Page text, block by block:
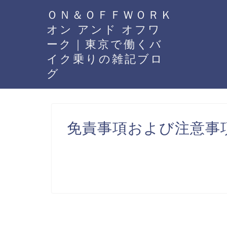
ＯＮ＆ＯＦＦＷＯＲＫ
オン アンド オフワ
ーク｜東京で働くバ
イク乗りの雑記ブロ
グ
免責事項および注意事